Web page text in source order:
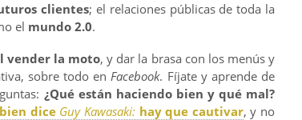
clientes; el relaciones públicas de toda la
el mundo 2.0.
vender la moto, y dar la brasa con los menús y
sobre todo enFacebook. Fíjate y aprende de
¿Qué están haciendo bien y qué mal?
dice Guy Kawasaki: hay que cautivar, y no